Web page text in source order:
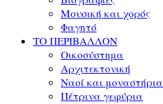
Μουσική και χορός
Φαγητό
ΤΟ ΠΕΡΙΒΑΛΛΟΝ
Οικοσύστημα
Αρχιτεκτονική
Ναοί και μοναστήρια
Πέτρινα γεφύρια